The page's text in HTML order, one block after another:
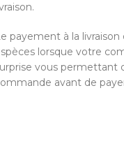
payement à la
lorsque votre
vous permettant
avant de